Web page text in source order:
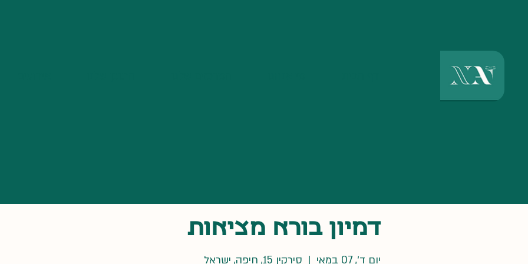
דמיון בורא מציאות
יום ד׳, 07 במאי
  |
סירקין 15, חיפה, ישראל